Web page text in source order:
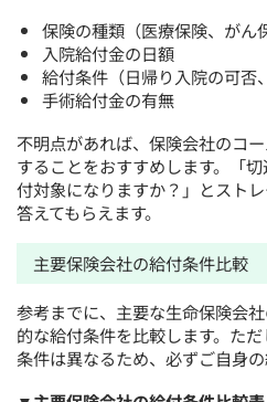
保険の種類（医療保険、がん
入院給付金の日額
給付条件（日帰り入院の可否
手術給付金の有無
不明点があれば、保険会社のコ
することをおすすめします。「
付対象になりますか？」とスト
答えてもらえます。
主要保険会社の給付条件比較
参考までに、主要な生命保険会
的な給付条件を比較します。た
条件は異なるため、必ずご自身